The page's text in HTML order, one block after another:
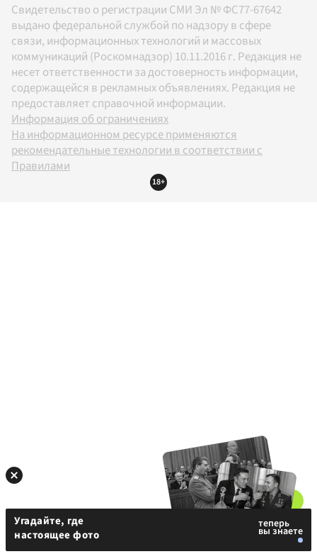
Свидетельство о регистрации СМИ Эл № ФС77-67642
выдано федеральной службой по надзору в сфере
связи, информационных технологий и массовых
коммуникаций (Роскомнадзор) 10.11.2016 г. Редакция не
несет ответственности за достоверность информации,
содержащейся в рекламных объявлениях. Редакция не
предоставляет справочной информации.
Информация об ограничениях
На информационном ресурсе применяются
рекомендательные технологии в соответствии с
Правилами
18+
Угадайте, где
настоящее фото